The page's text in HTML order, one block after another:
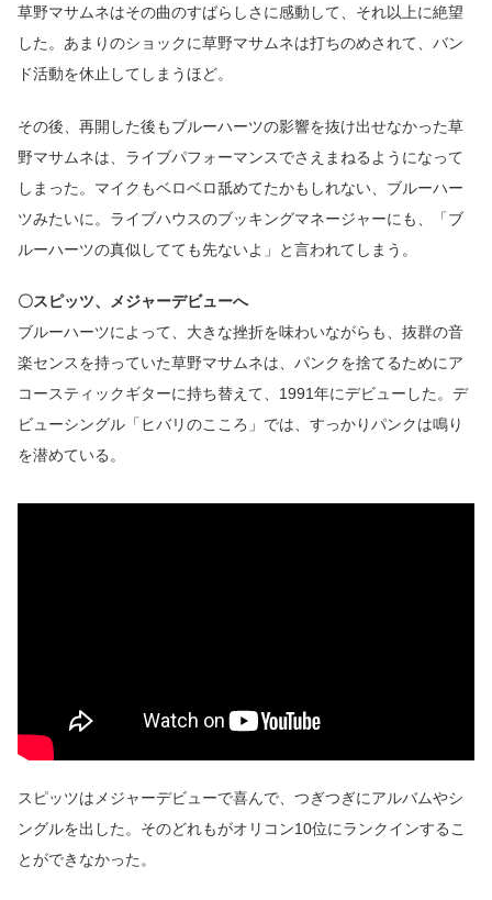
草野マサムネはその曲のすばらしさに感動して、それ以上に絶望
した。あまりのショックに草野マサムネは打ちのめされて、バン
ド活動を休止してしまうほど。
その後、再開した後もブルーハーツの影響を抜け出せなかった草
野マサムネは、ライブパフォーマンスでさえまねるようになって
しまった。マイクもベロベロ舐めてたかもしれない、ブルーハー
ツみたいに。ライブハウスのブッキングマネージャーにも、「ブ
ルーハーツの真似してても先ないよ」と言われてしまう。
〇スピッツ、メジャーデビューへ
ブルーハーツによって、大きな挫折を味わいながらも、抜群の音
楽センスを持っていた草野マサムネは、パンクを捨てるためにア
コースティックギターに持ち替えて、1991年にデビューした。デ
ビューシングル「ヒバリのこころ」では、すっかりパンクは鳴り
を潜めている。
スピッツはメジャーデビューで喜んで、つぎつぎにアルバムやシ
ングルを出した。そのどれもがオリコン10位にランクインするこ
とができなかった。